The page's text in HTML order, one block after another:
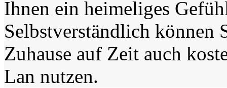
Ihnen ein heimeliges
Selbstverständlich können
Zuhause auf Zeit auch
Lan nutzen.